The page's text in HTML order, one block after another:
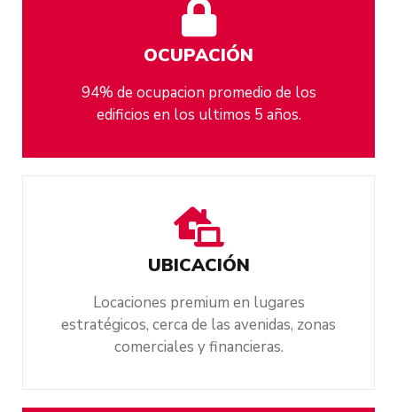
OCUPACIÓN
94% de ocupacion promedio de los
edificios en los ultimos 5 años.
UBICACIÓN
Locaciones premium en lugares
estratégicos, cerca de las avenidas, zonas
comerciales y financieras.